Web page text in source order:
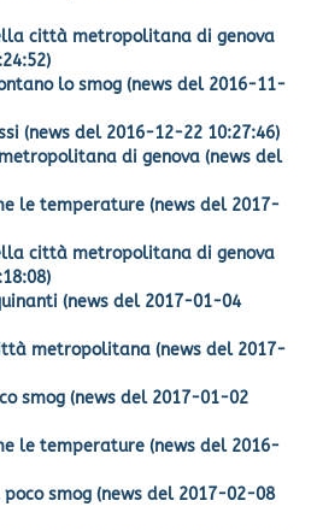
città metropolitana di genova
lo smog (news del 2016-11-
(news del 2016-12-22 10:27:46)
di genova (news del
le temperature (news del 2017-
città metropolitana di genova
(news del 2017-01-04
metropolitana (news del 2017-
smog (news del 2017-01-02
le temperature (news del 2016-
smog (news del 2017-02-08